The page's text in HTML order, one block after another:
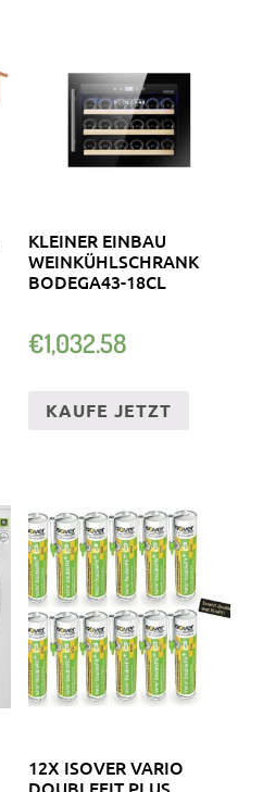
KLEINER EINBAU
WEINKÜHLSCHRANK
BODEGA43-18CL
€1,032.58
KAUFE JETZT
12X ISOVER VARIO